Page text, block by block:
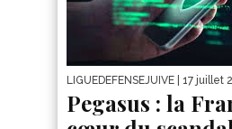
LIGUEDEFENSEJUIVE | 17 juillet
Pegasus : la